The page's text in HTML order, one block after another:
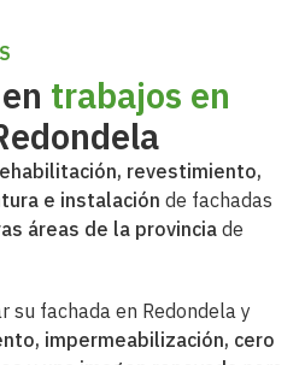
trabajos en
revestimiento,
e instalación de fachadas
áreas de la provincia de
su fachada en Redondela y
impermeabilización, cero